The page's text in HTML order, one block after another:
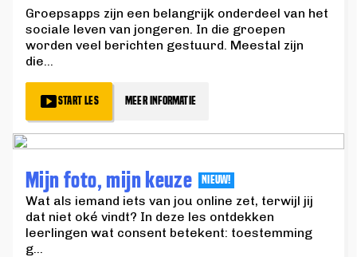
Groepsapps zijn een belangrijk onderdeel van het
sociale leven van jongeren. In die groepen
worden veel berichten gestuurd. Meestal zijn
die...
START LES MEER INFORMATIE
Mijn foto, mijn keuze NIEUW!
Wat als iemand iets van jou online zet, terwijl jij
dat niet oké vindt? In deze les ontdekken
leerlingen wat consent betekent: toestemming
g...